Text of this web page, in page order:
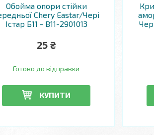
Обойма опори стійки
Chery Eastar/Чері
Істар Б11 - B11-2901013
25 ₴
Готово до відправки
КУПИТИ